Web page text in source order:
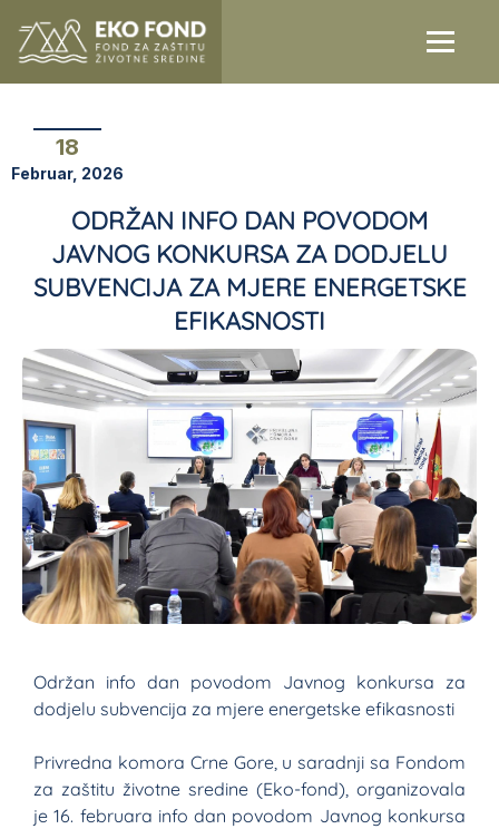
18
Februar, 2026
ODRŽAN INFO DAN POVODOM
JAVNOG KONKURSA ZA DODJELU
SUBVENCIJA ZA MJERE ENERGETSKE
EFIKASNOSTI
Održan info dan povodom Javnog konkursa za
dodjelu subvencija za mjere energetske efikasnosti
Privredna komora Crne Gore, u saradnji sa Fondom
za zaštitu životne sredine (Eko-fond), organizovala
je 16. februara info dan povodom Javnog konkursa